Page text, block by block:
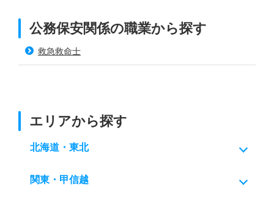
公務保安関係の職業から探す
救急救命士
エリアから探す
北海道・東北
関東・甲信越